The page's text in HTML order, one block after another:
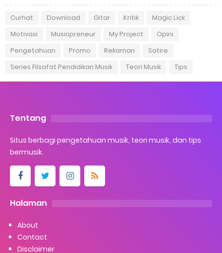
Curhat Download Gitar Kritik
Magic Lick
Motivasi
Musicpreneur My Project
Opini
Pengetahuan
Promo Rekaman
Satire
Series Filsafat Pendidikan Musik
Teori Musik Tips
Tentang
Situs berbagi pengetahuan musik, teori musik, dan tips
bermusik.
Halaman
About
Contact
Disclaimer